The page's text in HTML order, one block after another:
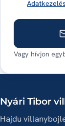
Vagy hívjon
Nyári Tibor
Hajdu